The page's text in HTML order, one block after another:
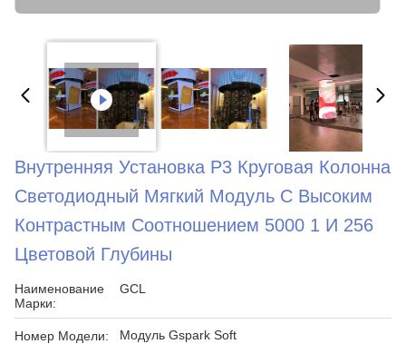
Внутренняя Установка P3 Круговая Колонна
Светодиодный Мягкий Модуль С Высоким
Контрастным Соотношением 5000 1 И 256
Цветовой Глубины
Наименование
Марки:
GCL
Номер Модели: Модуль Gspark Soft